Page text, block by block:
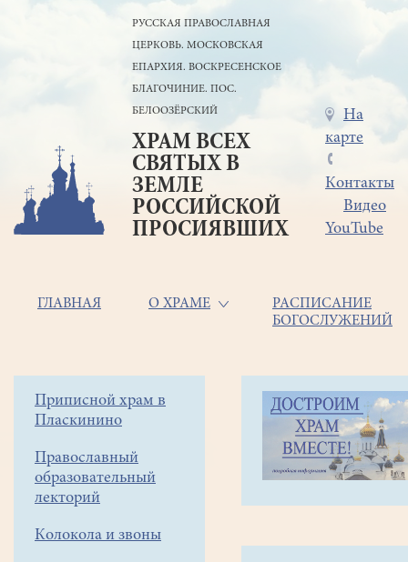
РУССКАЯ ПРАВОСЛАВНАЯ
ЦЕРКОВЬ. МОСКОВСКАЯ
ЕПАРХИЯ. ВОСКРЕСЕНСКОЕ
БЛАГОЧИНИЕ. ПОС.
БЕЛООЗЁРСКИЙ
ХРАМ ВСЕХ
СВЯТЫХ В
ЗЕМЛЕ
РОССИЙСКОЙ
ПРОСИЯВШИХ
Меню
в
шапке
На
карте
Контакты
Видео
YouTube
Основная
ГЛАВНАЯ О ХРАМЕ
РАСПИСАНИЕ
БОГОСЛУЖЕНИЙ
Боковое
меню
Приписной храм в
Пласкинино
Православный
образовательный
лекторий
Колокола и звоны
Строка
навигации
Объявления
19